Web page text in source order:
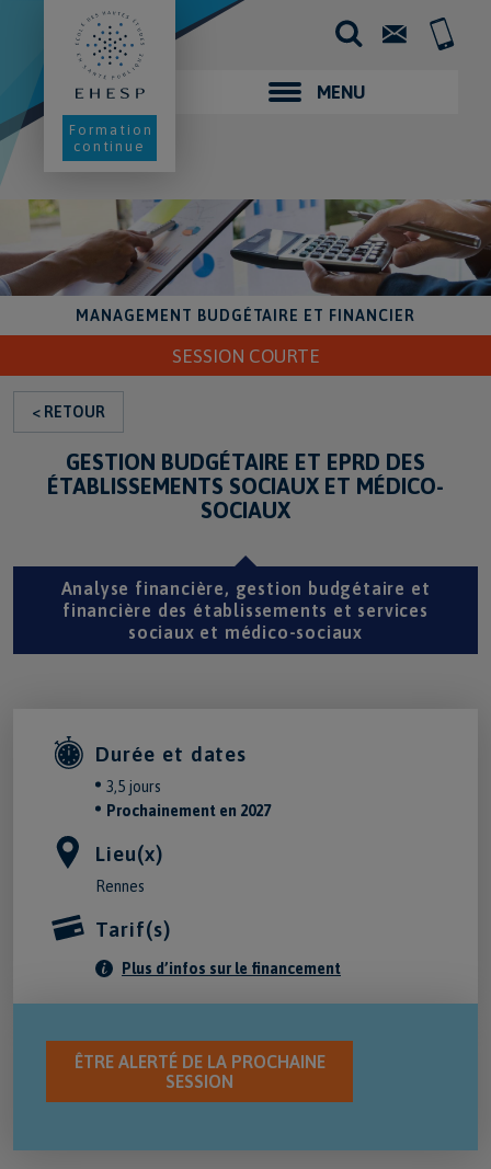
MENU
Contact+33
(0)2
Formation
continue
MANAGEMENT BUDGÉTAIRE ET FINANCIER
SESSION COURTE
< RETOUR
GESTION BUDGÉTAIRE ET EPRD DES
ÉTABLISSEMENTS SOCIAUX ET MÉDICO-
SOCIAUX
Analyse financière, gestion budgétaire et
financière des établissements et services
sociaux et médico-sociaux
Durée et dates
3,5 jours
Prochainement en 2027
Lieu(x)
Rennes
Tarif(s)
Plus d’infos sur le financement
ÊTRE ALERTÉ DE LA PROCHAINE
SESSION